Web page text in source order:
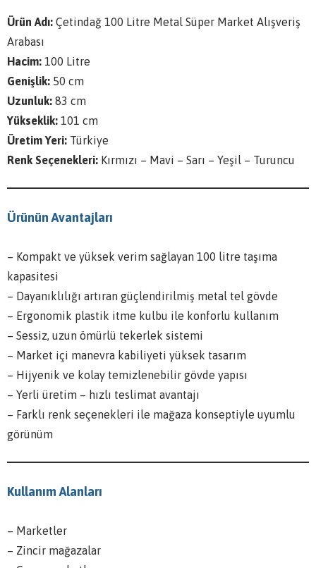
Ürün Adı: Çetindağ 100 Litre Metal Süper Market Alışveriş
Arabası
Hacim: 100 Litre
Genişlik: 50 cm
Uzunluk: 83 cm
Yükseklik: 101 cm
Üretim Yeri: Türkiye
Renk Seçenekleri: Kırmızı – Mavi – Sarı – Yeşil – Turuncu
Ürünün Avantajları
– Kompakt ve yüksek verim sağlayan 100 litre taşıma
kapasitesi
– Dayanıklılığı artıran güçlendirilmiş metal tel gövde
– Ergonomik plastik itme kulbu ile konforlu kullanım
– Sessiz, uzun ömürlü tekerlek sistemi
– Market içi manevra kabiliyeti yüksek tasarım
– Hijyenik ve kolay temizlenebilir gövde yapısı
– Yerli üretim – hızlı teslimat avantajı
– Farklı renk seçenekleri ile mağaza konseptiyle uyumlu
görünüm
Kullanım Alanları
– Marketler
– Zincir mağazalar